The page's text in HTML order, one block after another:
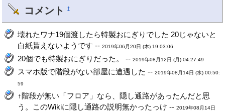
コメント †
壊れたワナ19個渡したら特製おにぎりでした 20じゃないと
白紙貰えないようです --2019年06月20日 (木) 19:03:06
20個でも特製おにぎりだった。 --2019年08月12日 (月) 04:27:49
スマホ版で階段がない部屋に遭遇した --2019年08月14日 (水) 00:50:
59
↑階段が無い「フロア」なら、隠し通路があったんだと思
う。このWikiに隠し通路の説明無かったっけ --2019年08月14日